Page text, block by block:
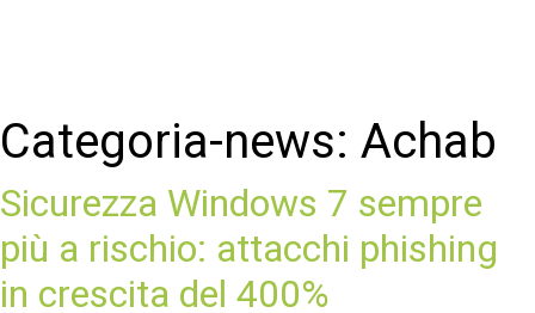
Categoria-news: Achab
Sicurezza Windows 7 sempre
più a rischio: attacchi phishing
in crescita del 400%